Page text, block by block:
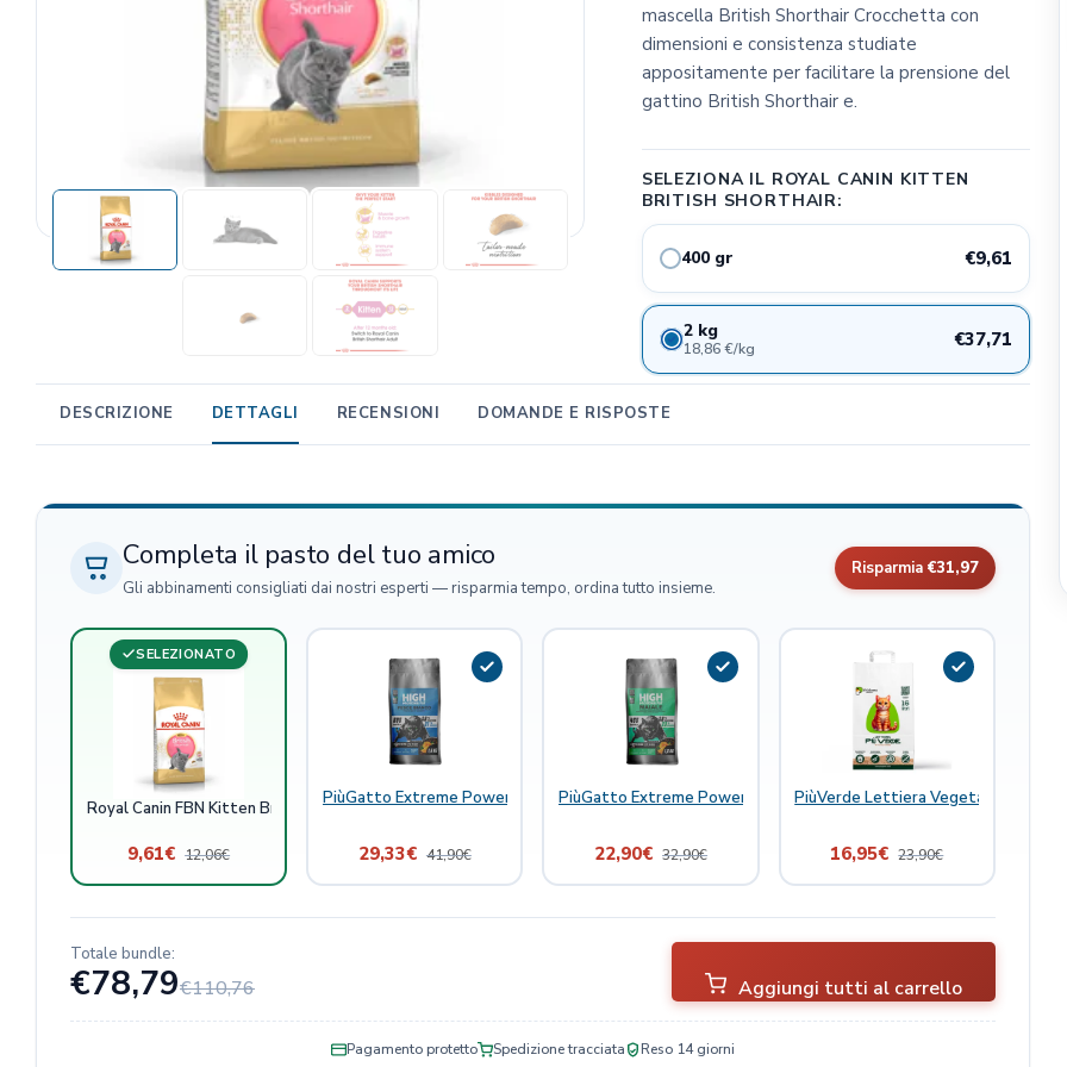
Unica Gemma
TRIXIE
MIDLEE
TropiClean
Hill's
Advantix
CLIFFI CAT POPS
Julius K9
Whimzees
Bark Appeal Pet Product
mascella British Shorthair Crocchetta con
dimensioni e consistenza studiate
appositamente per facilitare la prensione del
gattino British Shorthair e.
SELEZIONA IL ROYAL CANIN KITTEN
BRITISH SHORTHAIR:
400 gr €9,61
2 kg
18,86 €/kg €37,71
DESCRIZIONE DETTAGLI RECENSIONI DOMANDE E RISPOSTE
Completa il pasto del tuo amico
Gli abbinamenti consigliati dai nostri esperti — risparmia tempo, ordina tutto insieme.
Risparmia €31,97
SELEZIONATO
Royal Canin FBN Kitten British Shorthair
9,61€ 12,06€
PiùGatto Extreme Power Pesce Bianco con Polpa d'Arancia Gatto Crocchette 1,5kg
29,33€ 41,90€
PiùGatto Extreme Power Maiale Monoproteico con Polpa d'Arancia
22,90€ 32,90€
PiùVerde Lettiera Vegetale per Gatti
16,95€ 23,90€
Totale bundle:
€78,79€110,76 Aggiungi tutti al carrello
Pagamento protetto Spedizione tracciata Reso 14 giorni